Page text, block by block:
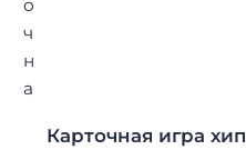
Карточная игра хип